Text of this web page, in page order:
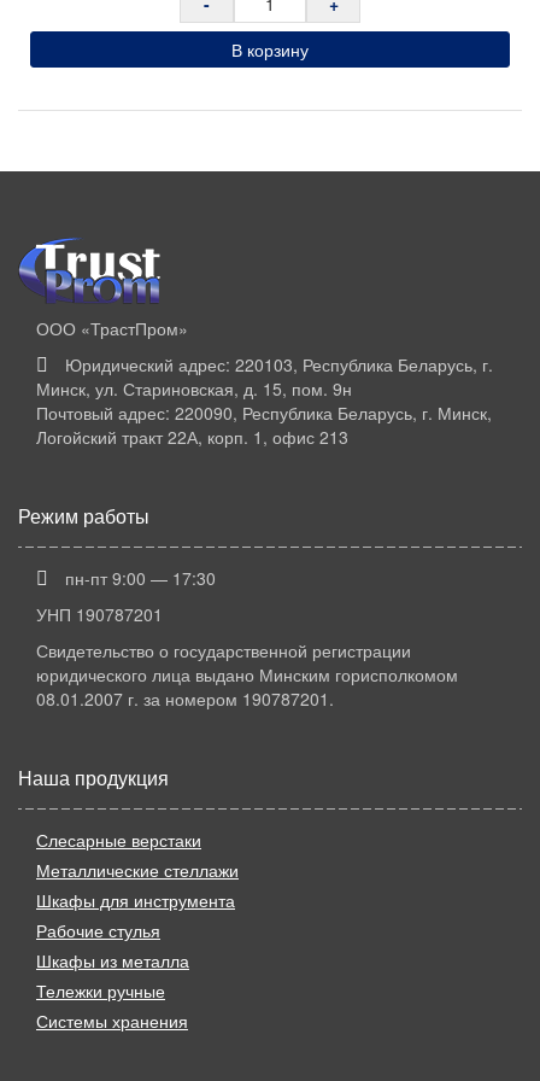
Металлические шкафы соответствуют требованиям:
-ГОСТ Р 56422-2015 «Шкафы металлические для хранения
-декларации о соответствии требованиям технического
RU.АУ04.В.43099;
-сертификат соответствия требованиям ISO 9001-2011.
Производитель: Металл-Завод
Страна производства: Россия
В корзину
ООО «ТрастПром»
Юридический адрес: 220103, Республика Беларусь, г.
Минск, ул. Стариновская, д. 15, пом. 9н
Почтовый адрес: 220090, Республика Беларусь, г. Минск,
Логойский тракт 22А, корп. 1, офис 213
Режим работы
пн-пт 9:00 — 17:30
УНП 190787201
Свидетельство о государственной регистрации
юридического лица выдано Минским горисполкомом
08.01.2007 г. за номером 190787201.
Наша продукция
Слесарные верстаки
Металлические стеллажи
Шкафы для инструмента
Рабочие стулья
Шкафы из металла
Тележки ручные
Системы хранения